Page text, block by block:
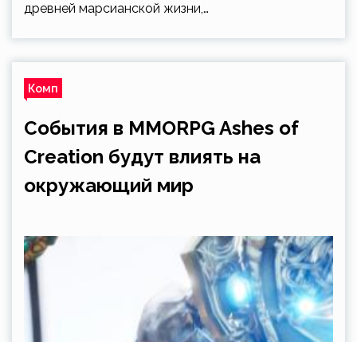
древней марсианской жизни,…
Комп
События в MMORPG Ashes of
Creation будут влиять на
окружающий мир